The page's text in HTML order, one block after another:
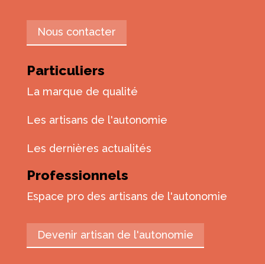
Nous contacter
Particuliers
La marque de qualité
Les artisans de l'autonomie
Les dernières actualités
Professionnels
Espace pro des artisans de l'autonomie
Devenir artisan de l'autonomie